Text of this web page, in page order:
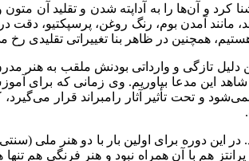
و آن‌ها را به آداپته شدن و تقلید آن متون
مانند آمدن بوم، رنگ روغن، پرسپکتیو،
همچنین در ظاهر بنا تغییراتی تقلیدی
دلیل تازگی و وارداتی بودنش ملقب به هنر
شاهد این مدعا بیاوریم. وی زمانی که
.
دوره برای اولین بار با دو هنر ملی
هم با آن همراه نبود و هنر فرنگی هم تنها